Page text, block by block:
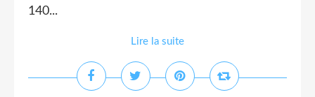
140...
Lire la suite